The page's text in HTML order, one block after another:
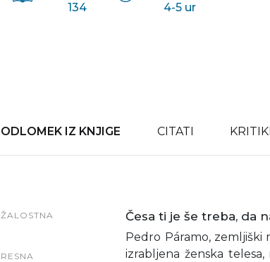
134
4-5 ur
ODLOMEK IZ KNJIGE CITATI
ŽALOSTNA
RESNA
Česa ti je še treba, da
Pedro Páramo,
izrabljena ženska